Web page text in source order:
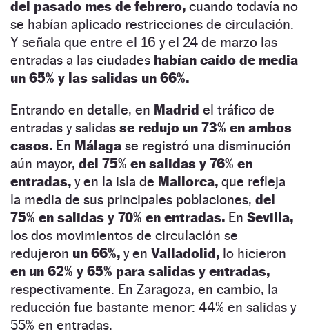
del pasado mes de febrero, cuando todavía no
se habían aplicado restricciones de circulación.
Y señala que entre el 16 y el 24 de marzo las
entradas a las ciudades habían caído de media
un 65% y las salidas un 66%.
Entrando en detalle, en Madrid el tráfico de
entradas y salidas se redujo un 73% en ambos
casos. En Málaga se registró una disminución
aún mayor, del 75% en salidas y 76% en
entradas, y en la isla de Mallorca, que refleja
la media de sus principales poblaciones, del
75% en salidas y 70% en entradas. En Sevilla,
los dos movimientos de circulación se
redujeron un 66%, y en Valladolid, lo hicieron
en un 62% y 65% para salidas y entradas,
respectivamente. En Zaragoza, en cambio, la
reducción fue bastante menor: 44% en salidas y
55% en entradas.